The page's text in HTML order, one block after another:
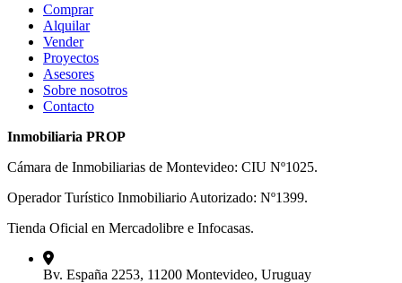
Comprar
Alquilar
Vender
Proyectos
Asesores
Sobre nosotros
Contacto
Inmobiliaria PROP
Cámara de Inmobiliarias de Montevideo: CIU Nº1025.
Operador Turístico Inmobiliario Autorizado: Nº1399.
Tienda Oficial en Mercadolibre e Infocasas.
Bv. España 2253, 11200 Montevideo, Uruguay